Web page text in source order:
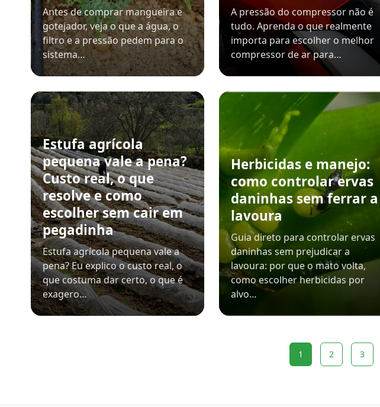
Antes de comprar mangueira e
gotejador, veja o que a água, o
filtro e a pressão pedem para o
sistema…
A pressão do compressor não é
tudo. Aprenda o que realmente
importa para escolher o melhor
compressor de ar para…
Estufa agrícola
pequena vale a pena?
Custo real, o que
resolve e como
escolher sem cair em
pegadinha
Estufa agrícola pequena vale a
pena? Eu explico o custo real, o
que costuma dar certo, o que é
exagero…
Herbicidas e manejo:
como controlar ervas
daninhas sem ferrar a
lavoura
Guia direto para controlar ervas
daninhas sem prejudicar a
lavoura: por que o mato volta,
como escolher herbicidas por
alvo…
1 2 3